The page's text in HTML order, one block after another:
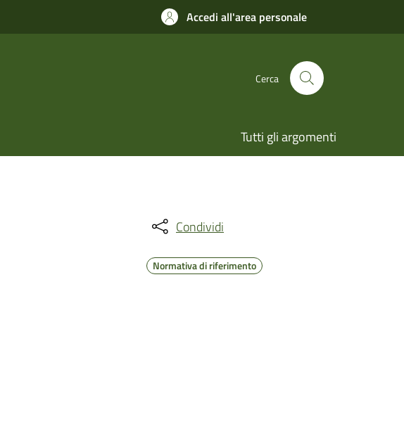
Accedi all'area personale
Cerca
Tutti gli argomenti
Condividi
Normativa di riferimento